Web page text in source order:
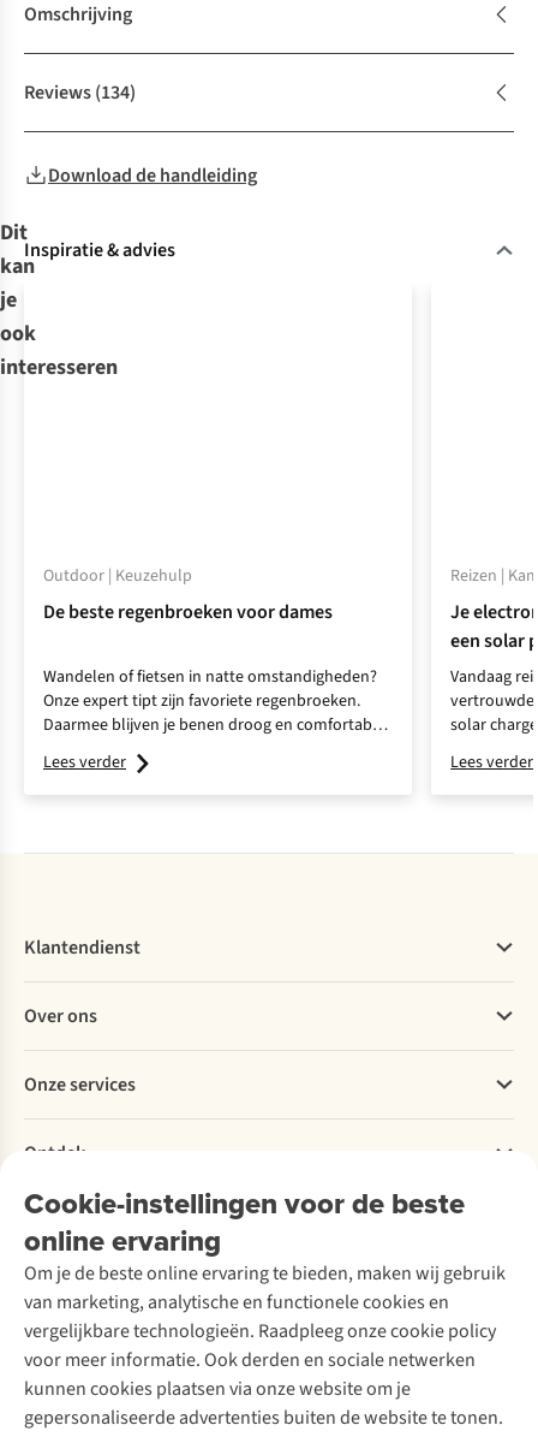
Omschrijving
Reviews(134)
Download de handleiding
Dit
kan
je
ook
interesseren
Inspiratie & advies
Outdoor | Keuzehulp
De beste regenbroeken voor dames
Wandelen of fietsen in natte omstandigheden?
Onze expert tipt zijn favoriete regenbroeken.
Daarmee blijven je benen droog en comfortabel
tijdens elke regenbui.
Lees verder
Reizen |
Je
een solar
Vandaag
vertrouwde
solar
grid
reist.
Lees verder
Cookie-instellingen voor de beste
online ervaring
Om je de beste online ervaring te bieden, maken wij gebruik
van marketing, analytische en functionele cookies en
vergelijkbare technologieën. Raadpleeg onze cookie policy
voor meer informatie. Ook derden en sociale netwerken
kunnen cookies plaatsen via onze website om je
gepersonaliseerde advertenties buiten de website te tonen.
Klantendienst
Bestellen
Betalen
Levering
Retourneren
Bestelling herroepen
Garantie
Contact
Over ons
Explore More
Verantwoord ondernemen
Over Ayacucho
Onze winkels
Over A.S.Adventure
Toegankelijkheidsverklaring
Onze services
Ski-onderhoud
Wasservice
Schoenonderhoud
Schoenherstelling
Kledingherstelling
Retouches
Voor bedrijven
Ontdek
A.S.Magazine
Podcast
Explore Academy
Explore Camp
Gear Check
Inspiratie & advies
Meld je aan voor de nieuwsbrief
Follow us